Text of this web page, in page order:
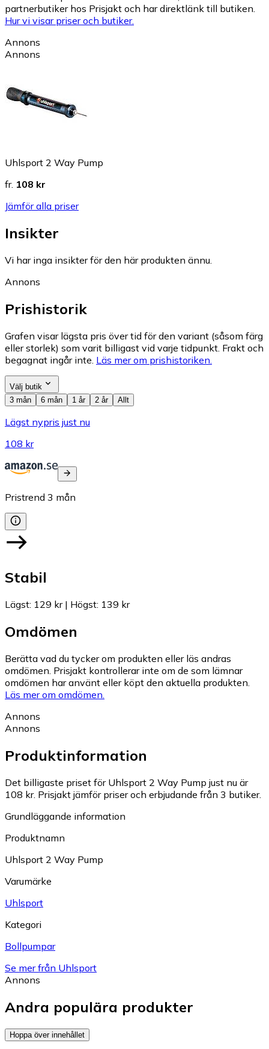
partnerbutiker hos Prisjakt och har direktlänk till butiken.
Hur vi visar priser och butiker.
Annons
Annons
Uhlsport 2 Way Pump
fr. 108 kr
Jämför alla priser
Insikter
Vi har inga insikter för den här produkten ännu.
Annons
Prishistorik
Grafen visar lägsta pris över tid för den variant (såsom färg
eller storlek) som varit billigast vid varje tidpunkt. Frakt och
begagnat ingår inte. Läs mer om prishistoriken.
Välj butik
3 mån
6 mån 1 år 2 år Allt
Lägst nypris just nu
108 kr
Pristrend 3 mån
Stabil
Lägst: 129 kr| Högst: 139 kr
Omdömen
Berätta vad du tycker om produkten eller läs andras
omdömen. Prisjakt kontrollerar inte om de som lämnar
omdömen har använt eller köpt den aktuella produkten.
Läs mer om omdömen.
Annons
Annons
Produktinformation
Det billigaste priset för Uhlsport 2 Way Pump just nu är
108 kr. Prisjakt jämför priser och erbjudande från 3 butiker.
Grundläggande information
Produktnamn
Uhlsport 2 Way Pump
Varumärke
Uhlsport
Kategori
Bollpumpar
Se mer från Uhlsport
Annons
Andra populära produkter
Hoppa över innehållet